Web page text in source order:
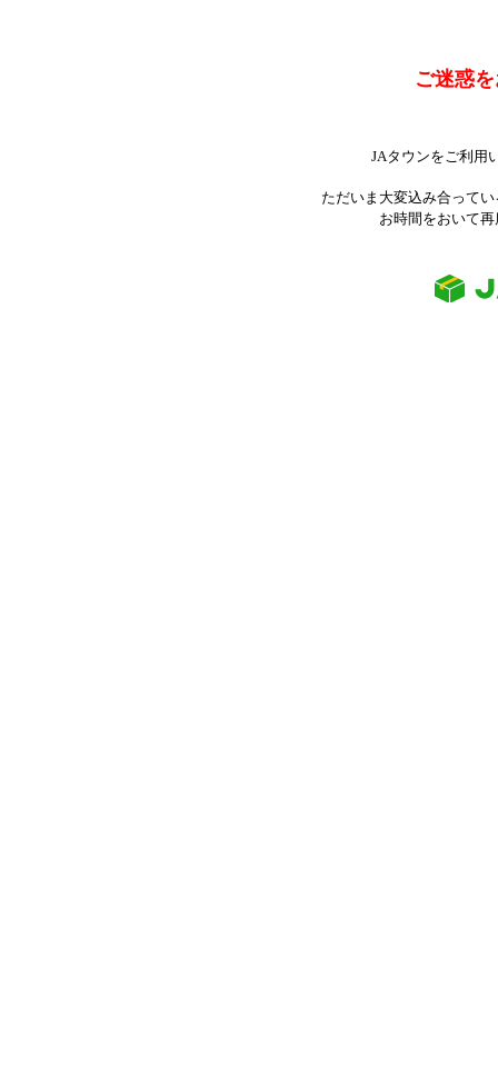
ご迷惑
JAタウンをご利用
ただいま大変込み合って
お時間をおいて